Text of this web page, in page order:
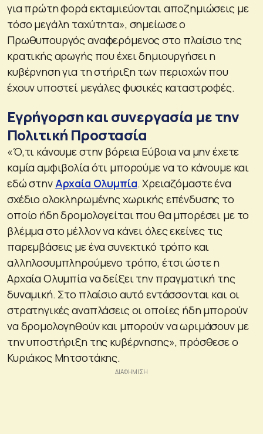
για πρώτη φορά εκταμιεύονται αποζημιώσεις με
τόσο μεγάλη ταχύτητα», σημείωσε ο
Πρωθυπουργός αναφερόμενος στο πλαίσιο της
κρατικής αρωγής που έχει δημιουργήσει η
κυβέρνηση για τη στήριξη των περιοχών που
έχουν υποστεί μεγάλες φυσικές καταστροφές.
Εγρήγορση και συνεργασία με την
Πολιτική Προστασία
«Ό,τι κάνουμε στην βόρεια Εύβοια να μην έχετε
καμία αμφιβολία ότι μπορούμε να το κάνουμε και
εδώ στην Αρχαία Ολυμπία. Χρειαζόμαστε ένα
σχέδιο ολοκληρωμένης χωρικής επένδυσης το
οποίο ήδη δρομολογείται που θα μπορέσει με το
βλέμμα στο μέλλον να κάνει όλες εκείνες τις
παρεμβάσεις με ένα συνεκτικό τρόπο και
αλληλοσυμπληρούμενο τρόπο, έτσι ώστε η
Αρχαία Ολυμπία να δείξει την πραγματική της
δυναμική. Στο πλαίσιο αυτό εντάσσονται και οι
στρατηγικές αναπλάσεις οι οποίες ήδη μπορούν
να δρομολογηθούν και μπορούν να ωριμάσουν με
την υποστήριξη της κυβέρνησης», πρόσθεσε ο
Κυριάκος Μητσοτάκης.